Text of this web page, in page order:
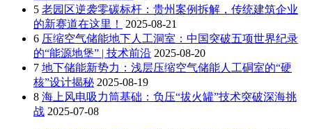
5 老园区逆袭零碳标杆：贵州案例拆解，传统建筑企业
的新赛道在这里！
2025-08-21
6 压缩空气储能地下人工洞室：中国突破五项世界纪录
的“能源地堡” | 技术前沿 2025-08-20
7 地下储能新势力：浅层压缩空气储能人工硐室的“硬
核”设计揭秘 2025-08-19
8 海上风电吸力筒基础：负压“拔火罐”技术突破深海挑
战 2025-07-08